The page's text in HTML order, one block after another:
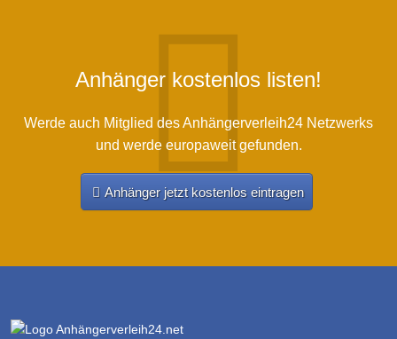
Anhänger kostenlos listen!
Werde auch Mitglied des Anhängerverleih24 Netzwerks
und werde europaweit gefunden.
Anhänger jetzt kostenlos eintragen